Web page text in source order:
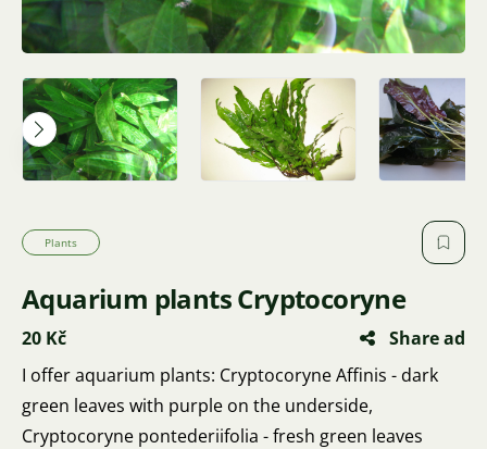
Plants
Aquarium plants Cryptocoryne
20 Kč
Share ad
I offer aquarium plants: Cryptocoryne Affinis - dark
green leaves with purple on the underside,
Cryptocoryne pontederiifolia - fresh green leaves